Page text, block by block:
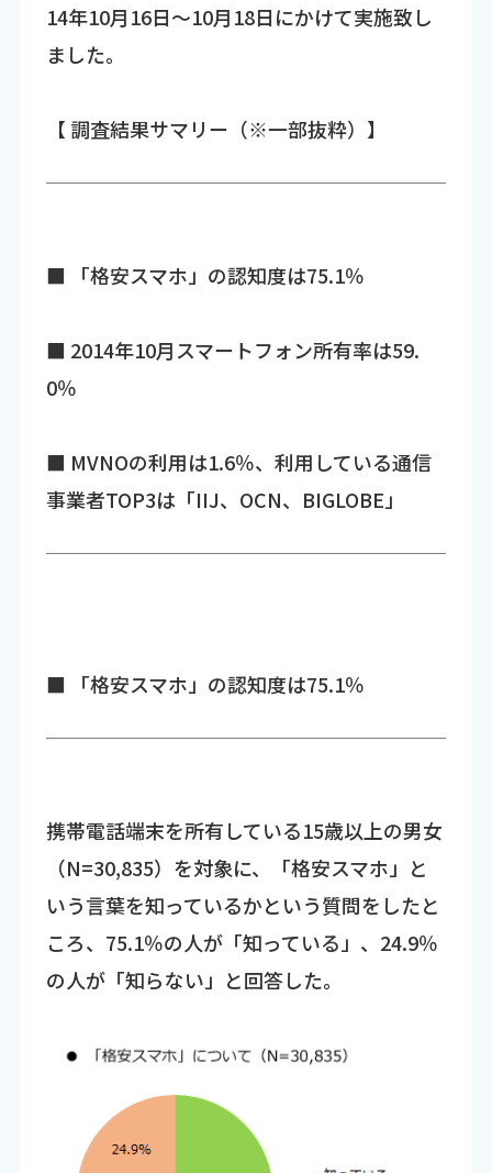
14年10月16日～10月18日にかけて実施致し
ました。
【 調査結果サマリー（※一部抜粋）】
■ 「格安スマホ」の認知度は75.1％
■ 2014年10月スマートフォン所有率は59.
0％
■ MVNOの利用は1.6％、利用している通信
事業者TOP3は「IIJ、OCN、BIGLOBE」
■ 「格安スマホ」の認知度は75.1％
携帯電話端末を所有している15歳以上の男女
（N=30,835）を対象に、「格安スマホ」と
いう言葉を知っているかという質問をしたと
ころ、75.1％の人が「知っている」、24.9％
の人が「知らない」と回答した。